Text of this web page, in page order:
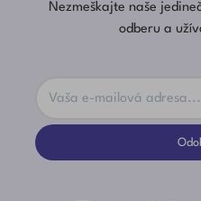
Nezmeškajte naše
odberu a